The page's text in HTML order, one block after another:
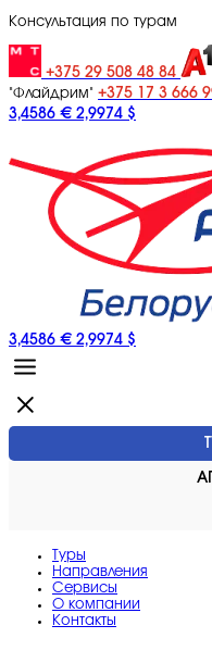
Консультация по турам
+375 29 508 48 84
"Флайдрим" +375 17 3 666
3,4586 € 2,9974 $
3,4586 € 2,9974 $
Туры
Направления
Сервисы
O компании
Контакты